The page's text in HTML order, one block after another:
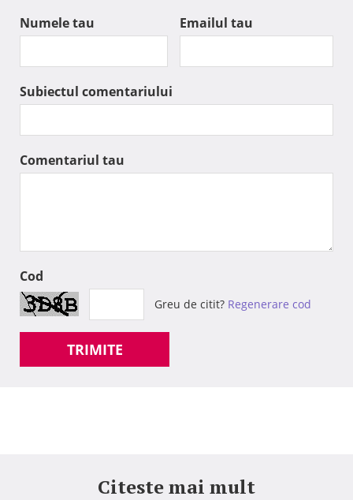
Numele tau Emailul tau
Subiectul comentariului
Comentariul tau
Cod
Greu de citit? Regenerare cod
TRIMITE
Citeste mai mult